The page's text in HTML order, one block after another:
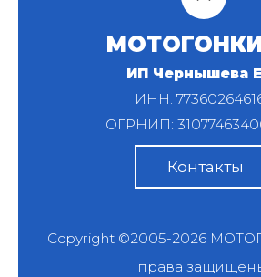
ИП Чернышева
ИНН:
ОГРНИП:
Контакты
Copyright ©2005-2026
права